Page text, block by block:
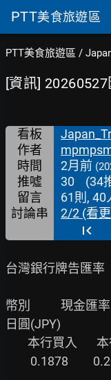
PTT美食旅遊區
PTT美食旅遊區 /
[資訊] 20260527
看板
作者
時間
2月前
推噓 30 (34
留言
61則, 40
討論串 2/2 (看
台灣銀行牌告匯率
幣別           現金匯
日圓(JPY)